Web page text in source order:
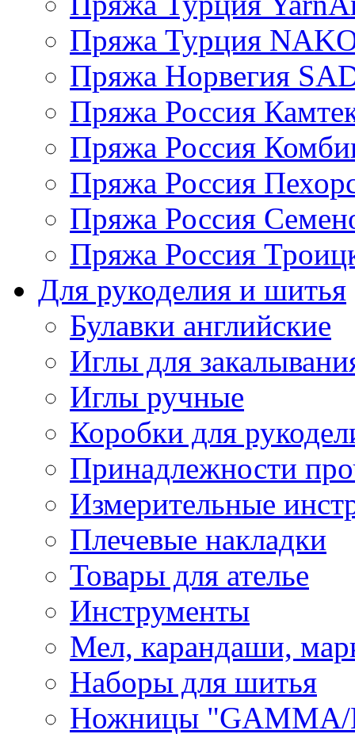
Пряжа Турция
Пряжа Норвегия
Пряжа Россия
Пряжа Россия
Пряжа Россия
Пряжа Россия
Пряжа Россия
Для рукоделия и шитья
Булавки английские
Иглы для
Иглы ручные
Коробки для
Принадлежности
Измерительные
Плечевые накладки
Товары для ателье
Инструменты
Мел, карандаши,
Наборы для шитья
Ножницы "GAMMA/